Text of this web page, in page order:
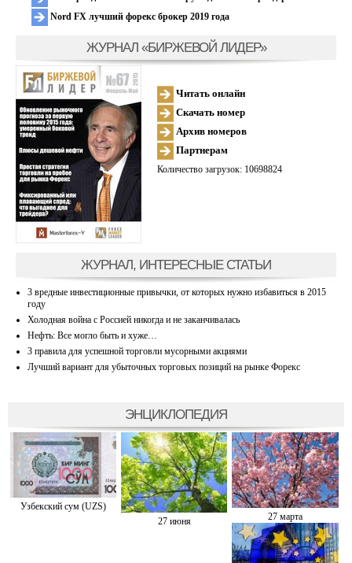
Nord FX лучший форекс брокер 2019 года
ЖУРНАЛ «БИРЖЕВОЙ ЛИДЕР»
Читать онлайн
Скачать номер
Архив номеров
Партнерам
Количество загрузок: 10698824
ЖУРНАЛ, ИНТЕРЕСНЫЕ СТАТЬИ
3 вредные инвестиционные привычки, от которых нужно избавиться в 2015
году
Холодная война с Россией никогда и не заканчивалась
Нефть: Все могло быть и хуже…
3 правила для успешной торговли мусорными акциями
Лучший вариант для убыточных торговых позиций на рынке Форекс
ЭНЦИКЛОПЕДИЯ
Узбекский сум (UZS)
27 июня
27 марта